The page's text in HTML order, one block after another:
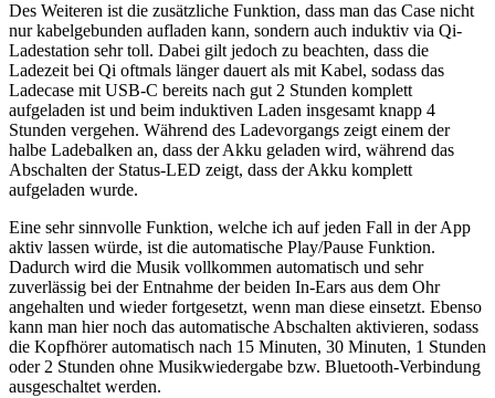
Des Weiteren ist die zusätzliche Funktion, dass man das Case nicht
nur kabelgebunden aufladen kann, sondern auch induktiv via Qi-
Ladestation sehr toll. Dabei gilt jedoch zu beachten, dass die
Ladezeit bei Qi oftmals länger dauert als mit Kabel, sodass das
Ladecase mit USB-C bereits nach gut 2 Stunden komplett
aufgeladen ist und beim induktiven Laden insgesamt knapp 4
Stunden vergehen. Während des Ladevorgangs zeigt einem der
halbe Ladebalken an, dass der Akku geladen wird, während das
Abschalten der Status-LED zeigt, dass der Akku komplett
aufgeladen wurde.
Eine sehr sinnvolle Funktion, welche ich auf jeden Fall in der App
aktiv lassen würde, ist die automatische Play/Pause Funktion.
Dadurch wird die Musik vollkommen automatisch und sehr
zuverlässig bei der Entnahme der beiden In-Ears aus dem Ohr
angehalten und wieder fortgesetzt, wenn man diese einsetzt. Ebenso
kann man hier noch das automatische Abschalten aktivieren, sodass
die Kopfhörer automatisch nach 15 Minuten, 30 Minuten, 1 Stunden
oder 2 Stunden ohne Musikwiedergabe bzw. Bluetooth-Verbindung
ausgeschaltet werden.